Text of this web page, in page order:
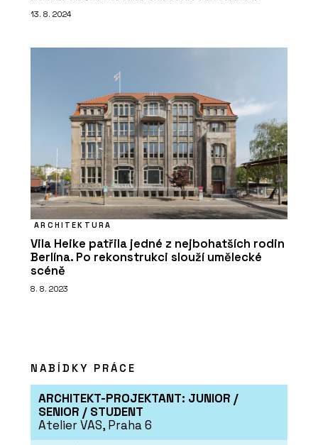
13. 8. 2024
ARCHITEKTURA
Vila Heike patřila jedné z nejbohatších rodin
Berlína. Po rekonstrukci slouží umělecké
scéně
8. 8. 2023
NABÍDKY PRÁCE
ARCHITEKT-PROJEKTANT: JUNIOR /
SENIOR / STUDENT
Atelier VAS, Praha 6